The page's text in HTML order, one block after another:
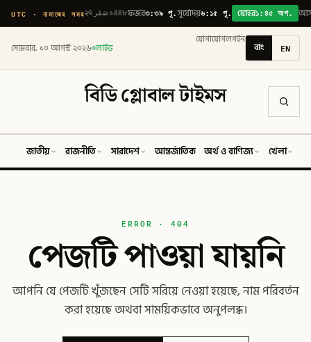
UTC · নামাজের সময় ২৭ صَفَر ১৪৪৮ফজর৩:৩৯ পূ.সূর্যোদয়৬:১৫ পূ. যোহর১:৪৫ অপ.
সোমবার, ১০ আগস্ট ২০২৬ লাইভ
যোগাযোগলগইন
বাং EN
বিডি গ্লোবাল টাইমস
জাতীয় রাজনীতি সারাদেশ আন্তর্জাতিক অর্থ ও বাণিজ্য খেলা
ERROR · 404
পেজটি পাওয়া যায়নি
আপনি যে পেজটি খুঁজছেন সেটি সরিয়ে নেওয়া হয়েছে, নাম পরিবর্তন
করা হয়েছে অথবা সাময়িকভাবে অনুপলব্ধ।